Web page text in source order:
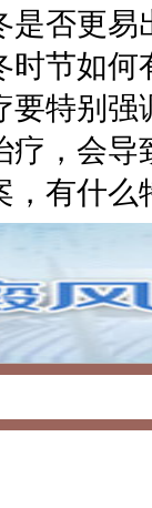
否更易
时节如
特别强
，会导
有什么